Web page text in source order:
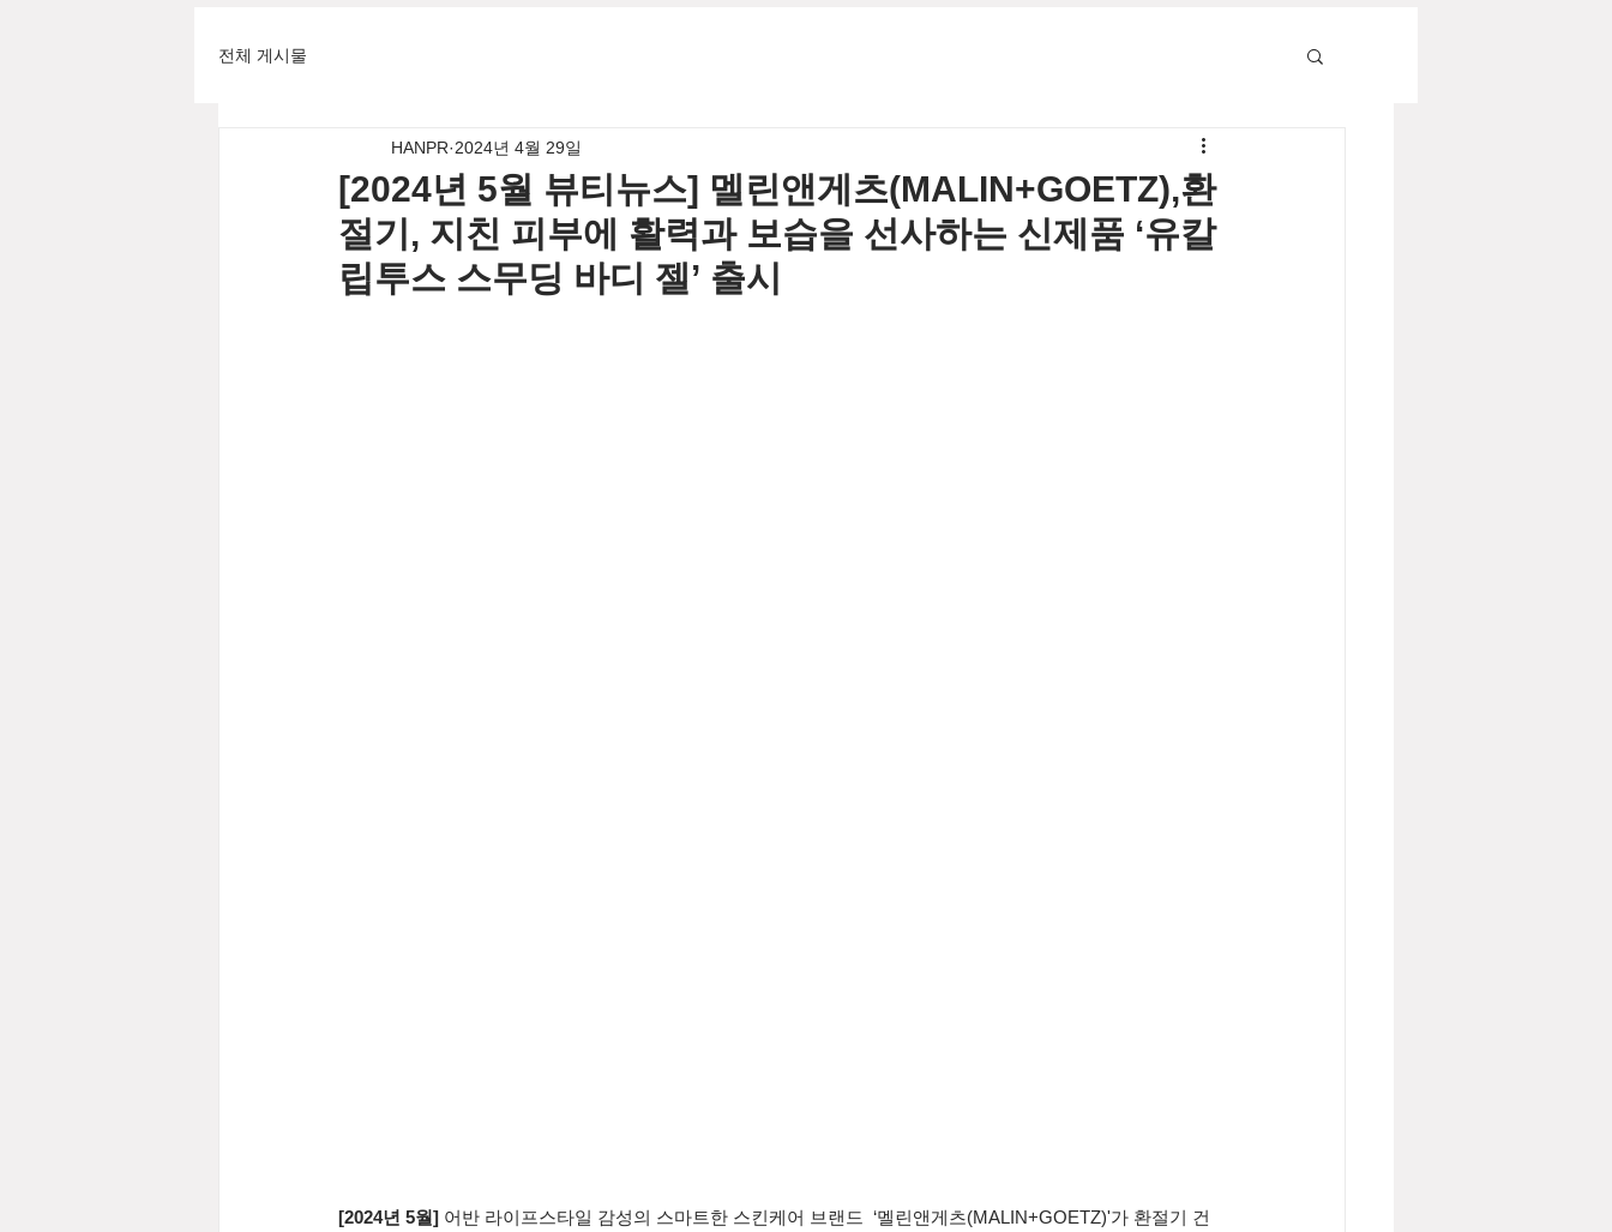
전체 게시물
[2024년 5월 뷰티뉴스] 멜린앤게츠(MALIN+GOETZ),환
절기, 지친 피부에 활력과 보습을 선사하는 신제품 ‘유칼
립투스 스무딩 바디 젤’ 출시
HANPR 2024년 4월 29일
[2024년 5월] 어반 라이프스타일 감성의 스마트한 스킨케어 브랜드  ‘멜린앤게츠(MALIN+GOETZ)'가 환절기 건